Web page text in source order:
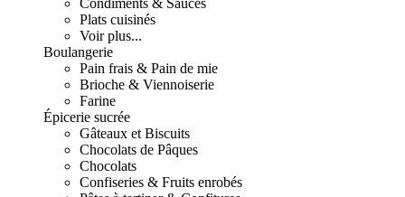
Condiments & Sauces
Plats cuisinés
Voir plus...
Boulangerie
Pain frais & Pain de mie
Brioche & Viennoiserie
Farine
Épicerie sucrée
Gâteaux et Biscuits
Chocolats de Pâques
Chocolats
Confiseries & Fruits enrobés